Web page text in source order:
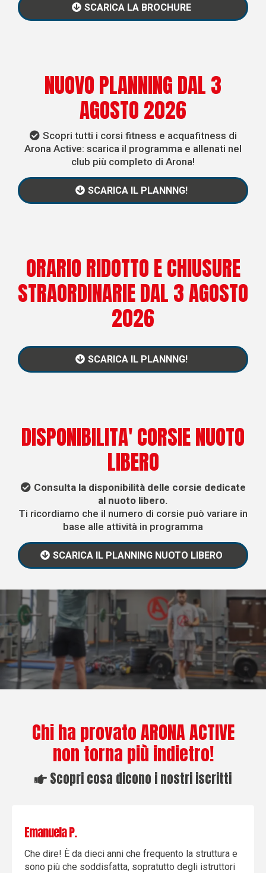
SCARICA LA BROCHURE
NUOVO PLANNING DAL 3
AGOSTO 2026
Scopri tutti i corsi fitness e acquafitness di
Arona Active: scarica il programma e allenati nel
club più completo di Arona!
SCARICA IL PLANNNG!
ORARIO RIDOTTO E CHIUSURE
STRAORDINARIE DAL 3 AGOSTO
2026
SCARICA IL PLANNNG!
DISPONIBILITA' CORSIE NUOTO
LIBERO
Consulta la disponibilità delle corsie dedicate
al nuoto libero.
Ti ricordiamo che il numero di corsie può variare in
base alle attività in programma
SCARICA IL PLANNING NUOTO LIBERO
Chi ha provato ARONA ACTIVE
non torna più indietro!
Scopri cosa dicono i nostri iscritti
Emanuela P.
Che dire! È da dieci anni che frequento la struttura e
sono più che soddisfatta, sopratutto degli istruttori